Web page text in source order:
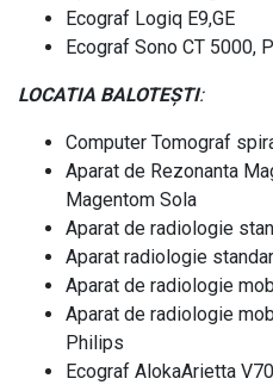
Ecograf Logiq E9,GE
Ecograf Sono CT 5000,
LOCATIA BALOTEȘTI:
Computer Tomograf
Aparat de Rezonanta
Magentom Sola
Aparat de radiologie
Aparat radiologie
Aparat de radiologie
Aparat de radiologie
Philips
Ecograf AlokaArietta V70